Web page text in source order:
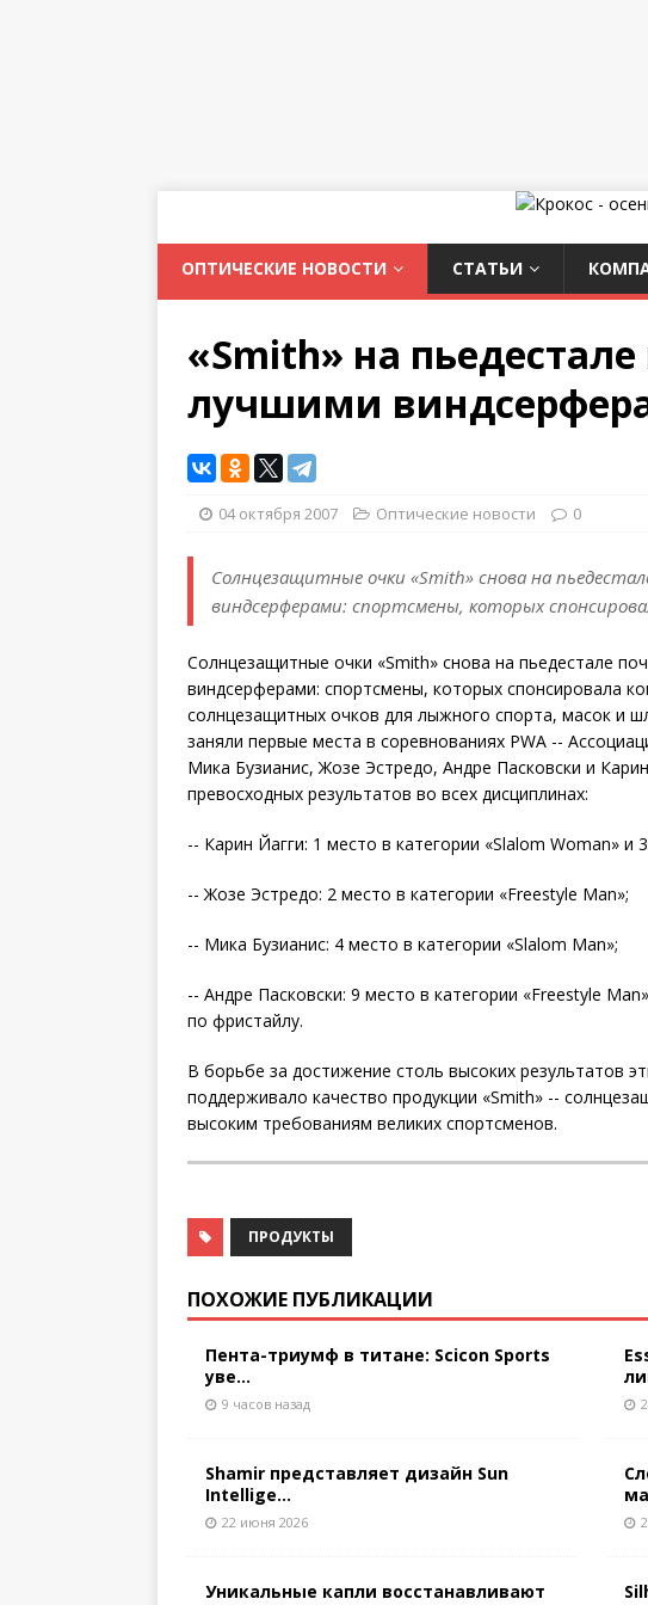
ОПТИЧЕСКИЕ НОВОСТИ СТАТЬИ
«Smith» на
лучшими
04 октября 2007 Оптические новости 0
Солнцезащитные очки «Smith» снова на
виндсерферами: спортсмены, которых
Солнцезащитные очки «Smith» снова на пьедестале
виндсерферами: спортсмены, которых спонсировала
солнцезащитных очков для лыжного спорта, масок и
заняли первые места в соревнованиях PWA --
Мика Бузианис, Жозе Эстредо, Андре Пасковски и
превосходных результатов во всех дисциплинах:
-- Карин Йагги: 1 место в категории «Slalom Woman» и
-- Жозе Эстредо: 2 место в категории «Freestyle Man»;
-- Мика Бузианис: 4 место в категории «Slalom Man»;
-- Андре Пасковски: 9 место в категории «Freestyle
по фристайлу.
В борьбе за достижение столь высоких результатов
поддерживало качество продукции «Smith» --
высоким требованиям великих спортсменов.
ПРОДУКТЫ
ПОХОЖИЕ ПУБЛИКАЦИИ
Пента-триумф в титане: Scicon Sports
уве...
9 часов назад
Shamir представляет дизайн Sun
Intellige...
22 июня 2026
Уникальные капли восстанавливают